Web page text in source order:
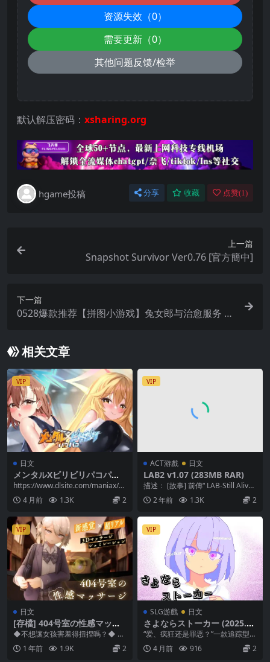
资源失效（0）
需要更新（0）
其他问题反馈/检举
默认解压密码： xsharing.org
hgame投稿 分享 收藏 点赞(1 )
上一篇
Snapshot Survivor Ver0.76 [官方簡中]
下一篇
0528爆款推荐【拼图小游戏】兔女郎与治愈服务 B
相关文章
VIP
日文
メンタルXビリビリパコパコ
(PC)
https://www.dlsite.com/maniax/w
ork/=/pro...
4 月前 1.3K 2
VIP
ACT游戲 日文
LAB2 v1.07 (283MB RAR)
描述： [故事] 前傳“ LAB-Still Alive
-”事件已經過去了幾個月...
2 年前 1.3K 2
VIP
日文
[存檔] 404号室の性感マッサ
ージ Ver1.1
◆不想讓女孩害羞得扭捏嗎？◆ 努
力運動的女孩身體常常僵硬得不行
(汗) 從腳尖到頭...
1 年前 1.9K 2
VIP
SLG游戲 日文
さよならストーカー (2025.1
1.27)
“爱、疯狂还是罪恶？”一款追踪型指
令模拟游戏。 剧情简介： 一个辞职
后失去人生目...
4 月前 916 2